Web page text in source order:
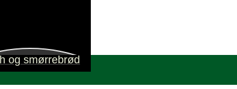
og smørrebrød